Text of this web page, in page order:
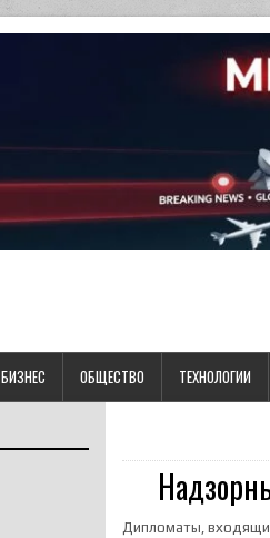
БИЗНЕС ОБЩЕСТВО ТЕХНОЛОГИИ
Дипломаты,